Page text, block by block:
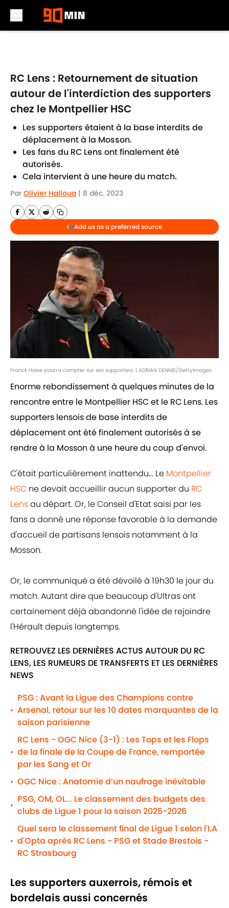
RC Lens : Retournement de situation
autour de l'interdiction des supporters
chez le Montpellier HSC
Les supporters étaient à la base interdits de
déplacement à la Mosson.
Les fans du RC Lens ont finalement été
autorisés.
Cela intervient à une heure du match.
Par Olivier Halloua | 8 déc. 2023
Add us as a preferred source
Franck Haise pourra compter sur ses supporters. | ADRIAN DENNIS/GettyImages
Enorme rebondissement à quelques minutes de la
rencontre entre le Montpellier HSC et le RC Lens. Les
supporters lensois de base interdits de
déplacement ont été finalement autorisés à se
rendre à la Mosson à une heure du coup d'envoi.
C'était particulièrement inattendu... Le Montpellier
HSC ne devait accueillir aucun supporter du RC
Lensau départ. Or, le Conseil d'Etat saisi par les
fans a donné une réponse favorable à la demande
d'accueil de partisans lensois notamment à la
Mosson.
Or, le communiqué a été dévoilé à 19h30 le jour du
match. Autant dire que beaucoup d'Ultras ont
certainement déjà abandonné l'idée de rejoindre
l'Hérault depuis longtemps.
RETROUVEZ LES DERNIÈRES ACTUS AUTOUR DU RC
LENS, LES RUMEURS DE TRANSFERTS ET LES DERNIÈRES
NEWS
•
PSG : Avant la Ligue des Champions contre
Arsenal, retour sur les 10 dates marquantes de la
saison parisienne
•
RC Lens - OGC Nice (3-1) : Les Tops et les Flops
de la finale de la Coupe de France, remportée
par les Sang et Or
• OGC Nice : Anatomie d’un naufrage inévitable
•
PSG, OM, OL... Le classement des budgets des
clubs de Ligue 1 pour la saison 2025-2026
•
Quel sera le classement final de Ligue 1 selon l'I.A
d'Opta après RC Lens - PSG et Stade Brestois -
RC Strasbourg
Les supporters auxerrois, rémois et
bordelais aussi concernés